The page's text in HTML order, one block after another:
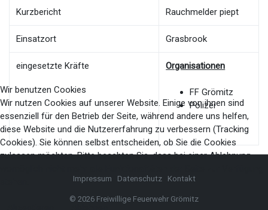
Kurzbericht Rauchmelder piept
Einsatzort Grasbrook
eingesetzte Kräfte Organisationen
FF Grömitz
Polizei
Impressum Datenschutz Kontakt
© 2026 Freiwillige Feuerwehr Grömitz
Wir benutzen Cookies
Wir nutzen Cookies auf unserer Website. Einige von ihnen sind
essenziell für den Betrieb der Seite, während andere uns helfen,
diese Website und die Nutzererfahrung zu verbessern (Tracking
Cookies). Sie können selbst entscheiden, ob Sie die Cookies
zulassen möchten. Bitte beachten Sie, dass bei einer Ablehnung